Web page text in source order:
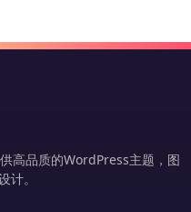
高品质的WordPress主题，图
计。